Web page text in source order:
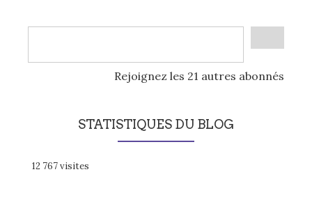
Rejoignez les 21 autres abonnés
STATISTIQUES DU BLOG
12 767 visites